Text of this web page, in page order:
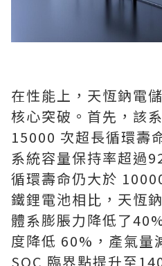
在性能上，天恆鈉電
核心突破。首先，該
15000 次超長循環壽
系統容量保持率超過
循環壽命仍大於
鐵鋰電池相比，天恆
體系膨脹力降低了
度降低 60%，產氣量
SOC 臨界點提升至